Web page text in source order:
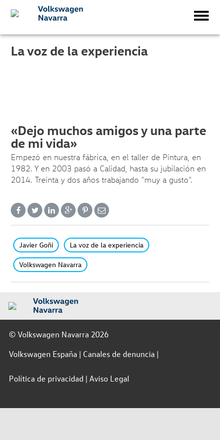
La voz de la experiencia
«Dejo muchos amigos y una parte
de mi vida»
Empezó en nuestra fábrica, en el taller de Pintura, en
1982. Y en 2003 pasó a Calidad, hasta su jubilación en
2014. Treinta y dos años trabajando "muy a gusto".
Javier Goñi La voz de la experiencia
Volkswagen Navarra
© Volkswagen Navarra 2026
Volkswagen España
Canales de denuncia
Política de privacidad Aviso Legal